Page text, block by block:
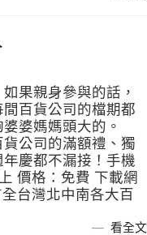
果親身參與的話，
百貨公司的檔期都
婆媽媽頭大的。
貨公司的滿額禮、獨
慶都不漏接！手機
價格：免費 下載網
台灣北中南各大百
看全文